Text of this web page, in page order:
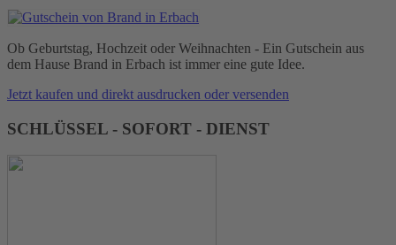
Ob Geburtstag, Hochzeit oder Weihnachten - Ein Gutschein aus
dem Hause Brand in Erbach ist immer eine gute Idee.
Jetzt kaufen und direkt ausdrucken oder versenden
SCHLÜSSEL - SOFORT - DIENST